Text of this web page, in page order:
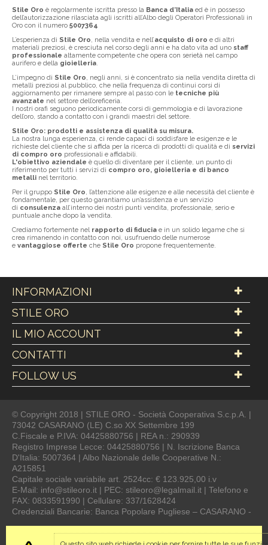
Stile Oro è regolarmente iscritta presso la Banca d’Italiaed è in possesso
dell’autorizzazione rilasciata agli iscritti all’Albo degli Operatori Professionali in
Oro con il numero 5007364
L’esperienza di Stile Oro, nella vendita e nell’acquisto di oro e di altri
materiali preziosi, è cresciuta nel corso degli anni e ha dato vita ad uno staff
professionale altamente competente che opera con serietà nel campo
aurifero e della gioielleria.
L’impegno di Stile Oro, negli anni, si è concentrato sia nella vendita diretta di
metalli preziosi al pubblico, che nella frequenza di continui corsi di
aggiornamento per rimanere sempre al passo con le tecniche più
avanzate nel settore dell’oreficeria.
I nostri orafi seguono periodicamente corsi di gemmologia e di lavorazione
dell’oro, stando a contatto con i grandi maestri del settore.
Stile Oro: prodotti e assistenza di qualità su misura.
La nostra lunga esperienza, ci rende capaci di soddisfare le esigenze e le
richieste del cliente che si affida per la ricerca di prodotti di qualità e di servizi
di compro oro professionali e affidabili.
L'obiettivo aziendale è quello di diventare per il cliente, un punto di
riferimento per tutti i servizi di compro oro, gioielleria e di banco
metallinel territorio.
Per il gruppo Stile Oro, l’attenzione alle esigenze e alle necessità del cliente è
fondamentale, per questo garantiamo un’assistenza e un servizio
di consulenza all’interno dei nostri punti vendita, professionale, serio e
puntuale anche dopo la vendita.
Crediamo fortemente nel rapporto di fiduciae in un solido legame che si
crea rimanendo in contatto con noi, usufruendo delle numerose
e vantaggiose offerte che Stile Oro propone frequentemente.
INFORMAZIONI
STILE ORO
IL MIO ACCOUNT
CONTATTI
FOLLOW US
© Copyright 2018 | STILE ORO - Società Cooperativa S.c.p.A. |
73042 CASARANO (LE) C.so XX Settembre 199
C.Fiscale e P.IVA: 04425880756 | REA n.: 290939
Registro Imprese Lecce: 04425880756 | N. Iscrizione Banca
D'Italia: 5007364 | Albo Nazionale delle Cooperative N.:
A215851
Capitale sociale variabile art. 2524cc: € 123.925,00 i.v
E-Mail: info@stileoro.it | PEC: stileoro@legalmail.it | Telefono e
FAX: 0833591990 | Cellulare: 337/1628424
Credenziali Bancarie: Banca Popolare Pugliese – CASARANO -